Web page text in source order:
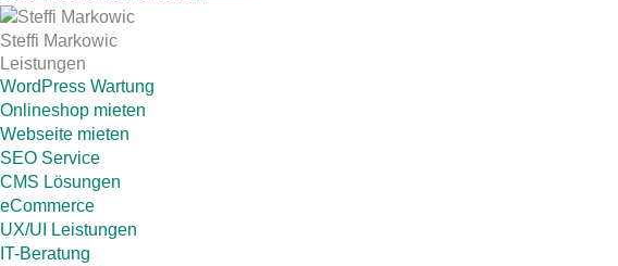
Steffi Markowic
Leistungen
WordPress Wartung
Onlineshop mieten
Webseite mieten
SEO Service
CMS Lösungen
eCommerce
UX/UI Leistungen
IT-Beratung